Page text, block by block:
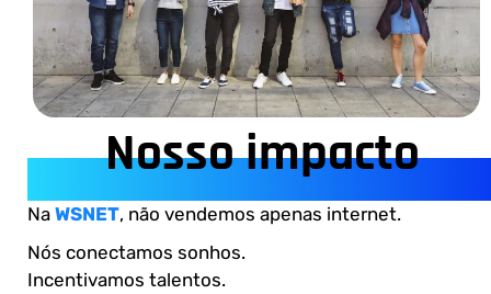
Nosso impacto
Na WSNET, não vendemos apenas internet.
Nós conectamos sonhos.
Incentivamos talentos.